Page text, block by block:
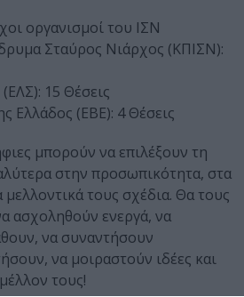
οργανισμοί του ΙΣΝ
Σταύρος Νιάρχος (ΚΠΙΣΝ):
15 Θέσεις
Ελλάδος (ΕΒΕ): 4 Θέσεις
μπορούν να επιλέξουν τη
στην προσωπικότητα, στα
μελλοντικά τους σχέδια. Θα τους
ασχοληθούν ενεργά, να
να συναντήσουν
να μοιραστούν ιδέες και
τους!